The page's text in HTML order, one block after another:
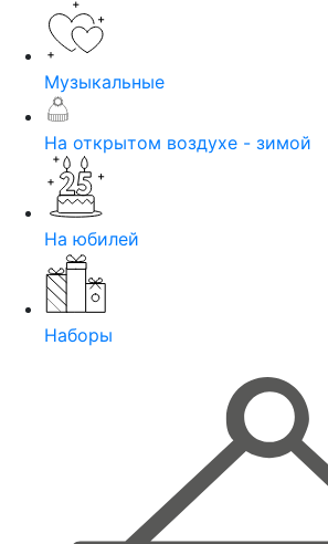
Музыкальные
На открытом воздухе - зимой
На юбилей
Наборы